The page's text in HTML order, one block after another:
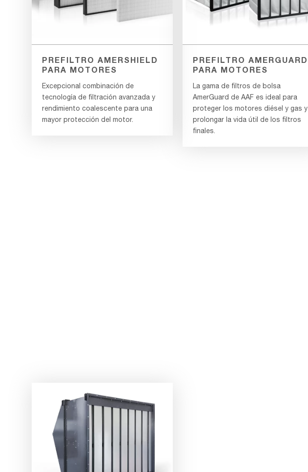
PREFILTRO AMERSHIELD
PARA MOTORES
Excepcional combinación de
tecnología de filtración avanzada y
rendimiento coalescente para una
mayor protección del motor.
PREFILTRO AMERGUARD
PARA MOTORES
La gama de filtros de bolsa
AmerGuard de AAF es ideal para
proteger los motores diésel y gas y
prolongar la vida útil de los filtros
finales.